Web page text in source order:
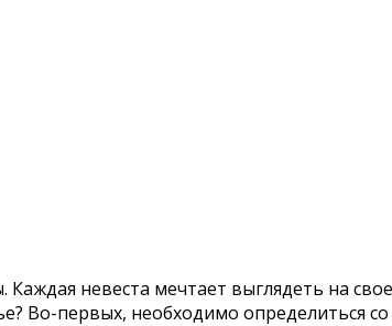
невеста мечтает выглядеть на
Во-первых, необходимо определиться